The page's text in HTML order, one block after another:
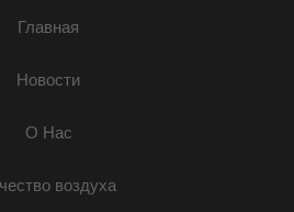
Главная
Новости
О Нас
воздуха